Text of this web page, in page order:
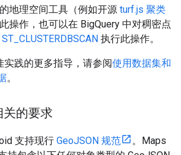
地理空间工具（例如开源 turf.js 聚类
操作，也可以在 BigQuery 中对稠密点
ST_CLUSTERDBSCAN 执行此操作。
实践的更多指导，请参阅使用数据集和
。
关的要求
支持现行 GeoJSON 规范
。Maps